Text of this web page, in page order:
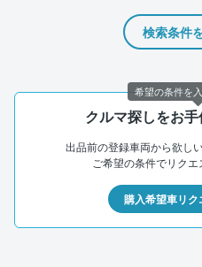
検索条件
クルマ探しをお手
出品前の登録車両から欲し
ご希望の条件でリクエ
購入希望車リク
希望の条件を